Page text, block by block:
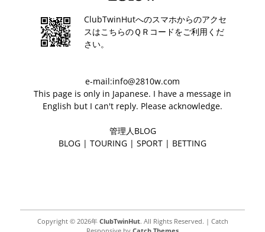
ClubTwinHutへのスマホからのアクセ
スはこちらのＱＲコードをご利用くだ
さい。
e-mail:info@2810w.com
This page is only in Japanese. I have a message in
English but I can't reply. Please acknowledge.
管理人BLOG
BLOG | TOURING | SPORT | BETTING
Copyright © 2026年 ClubTwinHut. All Rights Reserved. | Catch